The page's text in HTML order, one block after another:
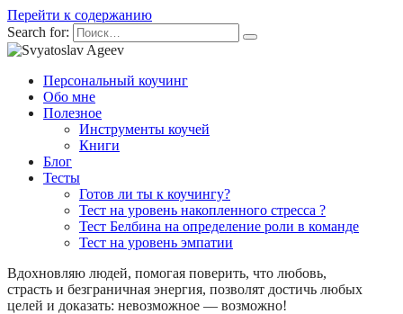
Перейти к содержанию
Search for:
Персональный коучинг
Обо мне
Полезное
Инструменты коучей
Книги
Блог
Тесты
Готов ли ты к коучингу?
Тест на уровень накопленного стресса ?
Тест Белбина на определение роли в команде
Тест на уровень эмпатии
Вдохновляю людей, помогая поверить, что любовь,
страсть и безграничная энергия, позволят достичь любых
целей и доказать: невозможное — возможно!